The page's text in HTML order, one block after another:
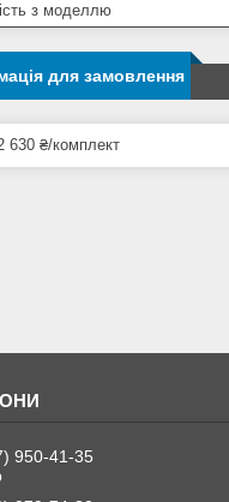
з моделлю
для замовлення
630 ₴/комплект
950-41-35